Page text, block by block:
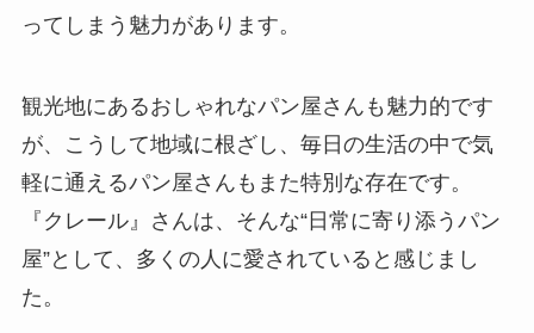
ってしまう魅力があります。
観光地にあるおしゃれなパン屋さんも魅力的です
が、こうして地域に根ざし、毎日の生活の中で気
軽に通えるパン屋さんもまた特別な存在です。
『クレール』さんは、そんな“日常に寄り添うパン
屋”として、多くの人に愛されていると感じまし
た。